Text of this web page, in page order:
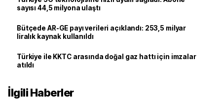
sayısı 44,5 milyona ulaştı
Bütçede AR-GE payı verileri açıklandı: 253,5 milyar
liralık kaynak kullanıldı
Türkiye ile KKTC arasında doğal gaz hattı için imzalar
atıldı
İlgili Haberler